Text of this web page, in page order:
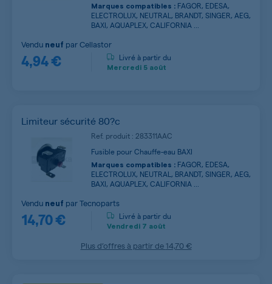
Marques compatibles : FAGOR, EDESA,
ELECTROLUX, NEUTRAL, BRANDT, SINGER, AEG,
BAXI, AQUAPLEX, CALIFORNIA ...
4,94 €
Vendu neuf parCellastor
Livré à partir du
Mercredi 5 août
Limiteur sécurité 80?c
Ref. produit : 283311AAC
Fusible pour Chauffe-eau BAXI
Marques compatibles : FAGOR, EDESA,
ELECTROLUX, NEUTRAL, BRANDT, SINGER, AEG,
BAXI, AQUAPLEX, CALIFORNIA ...
14,70 €
Vendu neuf parTecnoparts
Livré à partir du
Vendredi 7 août
Plus d’offres à partir de14,70 €